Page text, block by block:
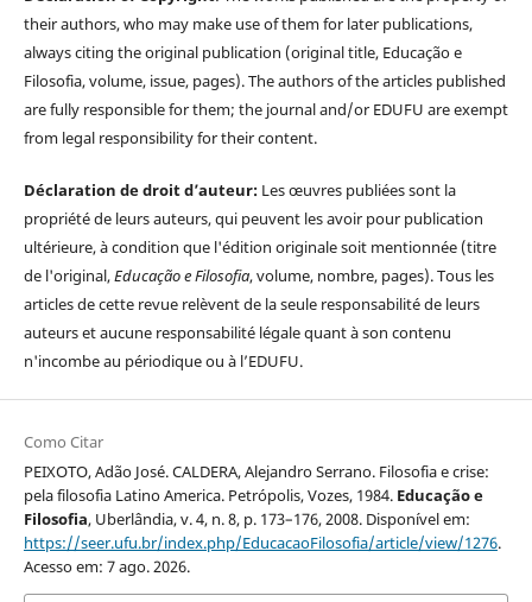
their authors, who may make use of them for later publications,
always citing the original publication (original title, Educação e
Filosofia, volume, issue, pages). The authors of the articles published
are fully responsible for them; the journal and/or EDUFU are exempt
from legal responsibility for their content.
Déclaration de droit d’auteur: Les œuvres publiées sont la
propriété de leurs auteurs, qui peuvent les avoir pour publication
ultérieure, à condition que l'édition originale soit mentionnée (titre
de l'original,Educação e Filosofia, volume, nombre, pages). Tous les
articles de cette revue relèvent de la seule responsabilité de leurs
auteurs et aucune responsabilité légale quant à son contenu
n'incombe au périodique ou à l’EDUFU.
Como Citar
PEIXOTO, Adão José. CALDERA, Alejandro Serrano. Filosofia e crise:
pela filosofia Latino America. Petrópolis, Vozes, 1984. Educação e
Filosofia, Uberlândia, v. 4, n. 8, p. 173–176, 2008. Disponível em:
https://seer.ufu.br/index.php/EducacaoFilosofia/article/view/1276.
Acesso em: 7 ago. 2026.